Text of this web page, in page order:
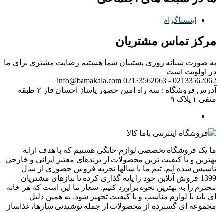
اینستاگرام
مرکز تماس مشتریان
به صورت شبانه روزی پشتیبان شما هستیم رضایت مشتری برای ما
در اولویت است
02133562062 - 02133562063
info@bamakala.com
آدرس فروشگاه : سه راه امین حضور پاساژ احسان فاز ۲ طبقه
منفی ۱ پلاک ۹
ما یک فروشگاه تخصصی لوازم خانگی هستیم که با هدف ارائه
بهترین و با کیفیت ترین محصولات از برندهای معتبر ایرانی و خارجی
تاسیس شده ایم. تیم ما با سالها تجربه فروش حضوری از سال
1399 فروش آنلاین خود را پایه گذاری کرده تا نیازهای مشتریان
محترم را به بهترین نحوه برآورد کنیم. شعار ما این است که هر خانه
ای باید با لوازم مناسب و با کیفیت تجهیز شود. به همین دلیل
مجموعه ای گسترده از محصولات از جمله نوشیدنی سازها، غذاساز